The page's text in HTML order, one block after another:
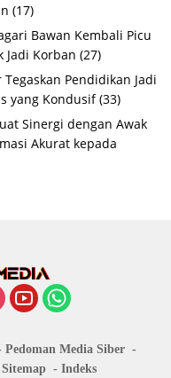
(17)
Bawan Kembali Picu
Jadi Korban (27)
Pendidikan Jadi
yang Kondusif (33)
Sinergi dengan Awak
Akurat kepada
Pedoman Media Siber
Sitemap Indeks